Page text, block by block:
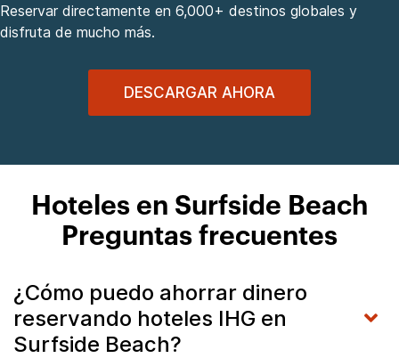
Reservar directamente en 6,000+ destinos globales y
disfruta de mucho más.
DESCARGAR AHORA
Hoteles en Surfside Beach
Preguntas frecuentes
¿Cómo puedo ahorrar dinero
reservando hoteles IHG en
Surfside Beach?